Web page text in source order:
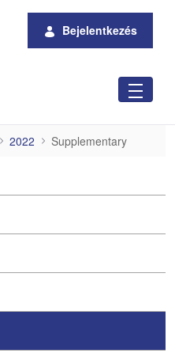
Bejelentkezés
2022 Supplementary